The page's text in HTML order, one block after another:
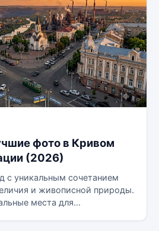
фото в Кривом
(2026)
с уникальным сочетанием
и живописной природы.
места для...